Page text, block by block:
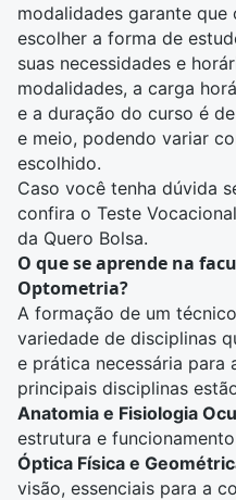
modalidades garante que
escolher a forma de
suas necessidades e
modalidades, a carga
e a duração do curso é
e meio, podendo variar
escolhido.
Caso você tenha dúvida
confira o Teste
da Quero Bolsa.
O que se aprende na
Optometria?
A formação de um
variedade de disciplinas
e prática necessária para
principais disciplinas
Anatomia e Fisiologia
estrutura e
Óptica Física e
visão, essenciais para a